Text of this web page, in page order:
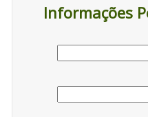
Informações